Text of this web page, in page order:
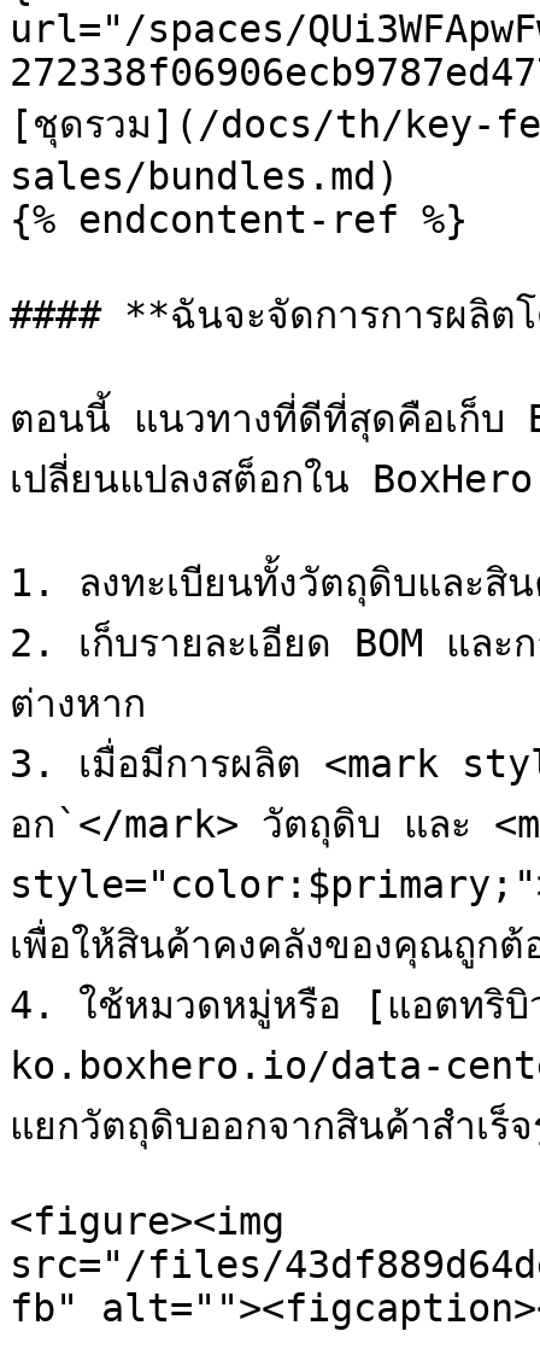
url="/spaces/
[ชุดรวม](/docs/th/key-
sales/bundles.md)
{% endcontent-ref %}
#### **ฉันจะจัดการการผลิต
ตอนนี้ แนวทางที่ดีที่สุดคือเก็บ
เปลี่ยนแปลงสต็อกใน BoxHero
1. ลงทะเบียนทั้งวัตถุดิบและสิ
2. เก็บรายละเอียด BOM แล
ต่างหาก
3. เมื่อมีการผลิต <mark
อก`</mark> วัตถุดิบ และ
เพื่อให้สินค้าคงคลังของคุณถูกต้
4. ใช้หมวดหมู่หรือ [แอตท
ko.boxhero.io/data-
แยกวัตถุดิบออกจากสินค้าสำเร็
<figure><img
src="/files/
fb"